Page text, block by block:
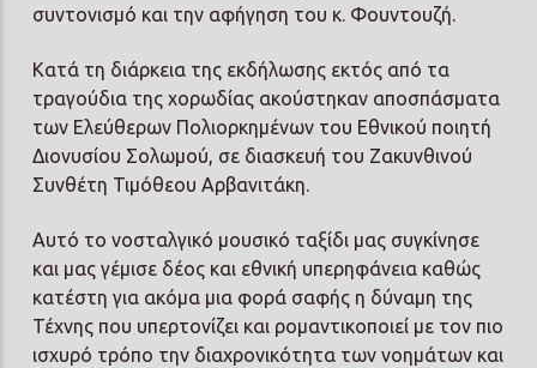
συντονισμό και την αφήγηση του κ. Φουντουζή.
Κατά τη διάρκεια της εκδήλωσης εκτός από τα
τραγούδια της χορωδίας ακούστηκαν αποσπάσματα
των Ελεύθερων Πολιορκημένων του Εθνικού ποιητή
Διονυσίου Σολωμού, σε διασκευή του Ζακυνθινού
Συνθέτη Τιμόθεου Αρβανιτάκη.
Αυτό το νοσταλγικό μουσικό ταξίδι μας συγκίνησε
και μας γέμισε δέος και εθνική υπερηφάνεια καθώς
κατέστη για ακόμα μια φορά σαφής η δύναμη της
Τέχνης που υπερτονίζει και ρομαντικοποιεί με τον πιο
ισχυρό τρόπο την διαχρονικότητα των νοημάτων και